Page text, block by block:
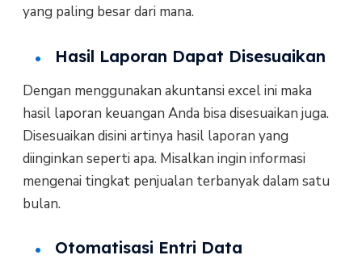
yang paling besar dari mana.
Hasil Laporan Dapat Disesuaikan
Dengan menggunakan akuntansi excel ini maka
hasil laporan keuangan Anda bisa disesuaikan juga.
Disesuaikan disini artinya hasil laporan yang
diinginkan seperti apa. Misalkan ingin informasi
mengenai tingkat penjualan terbanyak dalam satu
bulan.
Otomatisasi Entri Data